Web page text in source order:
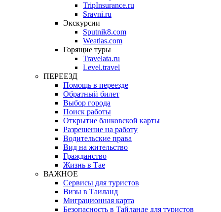
TripInsurance.ru
Sravni.ru
Экскурсии
Sputnik8.com
Weatlas.com
Горящие туры
Travelata.ru
Level.travel
ПЕРЕЕЗД
Помощь в переезде
Обратный билет
Выбор города
Поиск работы
Открытие банковской карты
Разрешение на работу
Водительские права
Вид на жительство
Гражданство
Жизнь в Тае
ВАЖНОЕ
Сервисы для туристов
Визы в Таиланд
Миграционная карта
Безопасность в Тайланде для туристов